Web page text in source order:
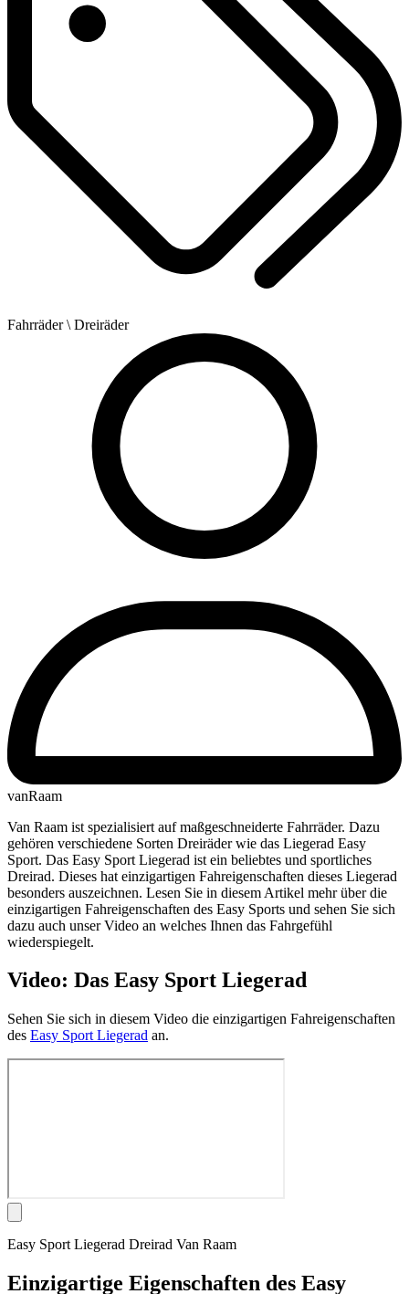
Fahrräder\ Dreiräder
vanRaam
Van Raam ist spezialisiert auf maßgeschneiderte Fahrräder. Dazu
gehören verschiedene Sorten Dreiräder wie das Liegerad Easy
Sport. Das Easy Sport Liegerad ist ein beliebtes und sportliches
Dreirad. Dieses hat einzigartigen Fahreigenschaften dieses Liegerad
besonders auszeichnen. Lesen Sie in diesem Artikel mehr über die
einzigartigen Fahreigenschaften des Easy Sports und sehen Sie sich
dazu auch unser Video an welches Ihnen das Fahrgefühl
wiederspiegelt.
Video: Das Easy Sport Liegerad
Sehen Sie sich in diesem Video die einzigartigen Fahreigenschaften
des Easy Sport Liegerad an.
Easy Sport Liegerad Dreirad Van Raam
Einzigartige Eigenschaften des Easy